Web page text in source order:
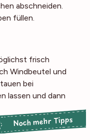
abschneiden.
füllen.
frisch
Windbeutel und
bei
lassen und dann
Noch mehr Tipps